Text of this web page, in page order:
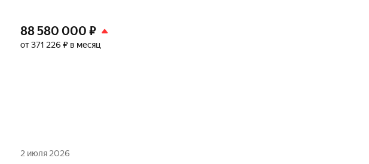
88 580 000 ₽
от 371 226 ₽ в месяц
2 июля 2026